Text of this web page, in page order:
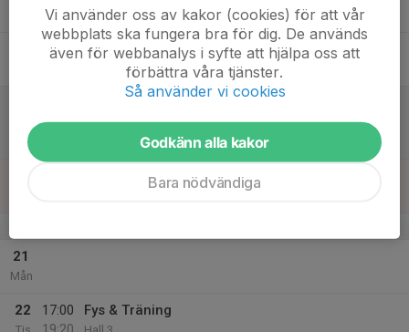
20:20
Hall 3
17:30
U13 Grupp Blå nord
Ulriksdals IP Hall 3
Fys & Träning
21
Mån
22
17:00
Fys & Träning
Vi använder oss av kakor (cookies) för att vår
webbplats ska fungera bra för dig. De används
även för webbanalys i syfte att hjälpa oss att
förbättra våra tjänster.
Så använder vi cookies
Godkänn alla kakor
Bara nödvändiga